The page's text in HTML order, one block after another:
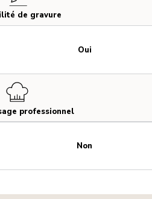
de gravure
professionnel
Oui
Non